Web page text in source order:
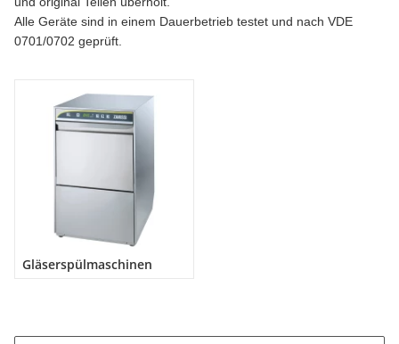
Alle Geräte sind in einem Dauerbetrieb testet und nach VDE
0701/0702 geprüft.
Gläserspülmaschinen